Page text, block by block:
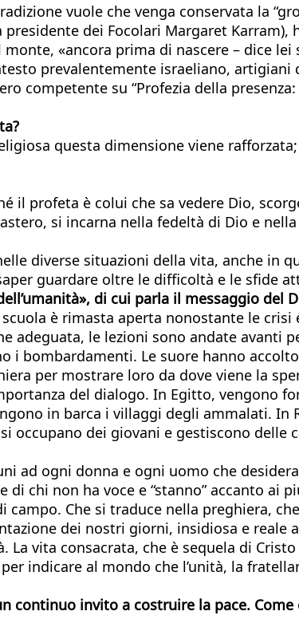
vuole che venga conservata la
dei Focolari Margaret Karram),
«ancora prima di nascere – dice
prevalentemente israeliano, artigiani
competente su “Profezia della
questa dimensione viene
il profeta è colui che sa vedere Dio,
si incarna nella fedeltà di Dio e
diverse situazioni della vita, anche in
guardare oltre le difficoltà e le sfide
di cui parla il messaggio del
è rimasta aperta nonostante le
adeguata, le lezioni sono andate avanti
i bombardamenti. Le suore hanno
per mostrare loro da dove viene la
del dialogo. In Egitto, vengono
in barca i villaggi degli ammalati. In
occupano dei giovani e gestiscono delle
ad ogni donna e ogni uomo che
chi non ha voce e “stanno” accanto ai
Che si traduce nella preghiera,
dei nostri giorni, insidiosa e reale
La vita consacrata, che è sequela di
indicare al mondo che l’unità, la
continuo invito a costruire la pace.